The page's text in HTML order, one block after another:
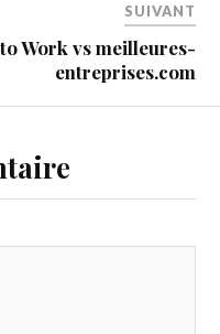
SUIVANT
Work vs meilleures-
entreprises.com